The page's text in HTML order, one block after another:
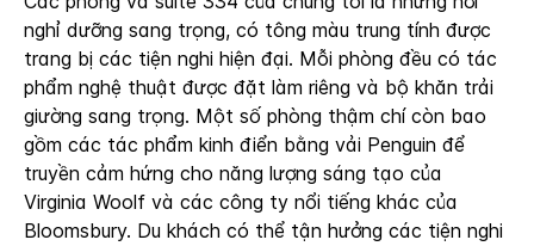
nghỉ dưỡng sang trọng, có tông màu trung tính được
trang bị các tiện nghi hiện đại. Mỗi phòng đều có tác
phẩm nghệ thuật được đặt làm riêng và bộ khăn trải
giường sang trọng. Một số phòng thậm chí còn bao
gồm các tác phẩm kinh điển bằng vải Penguin để
truyền cảm hứng cho năng lượng sáng tạo của
Virginia Woolf và các công ty nổi tiếng khác của
Bloomsbury. Du khách có thể tận hưởng các tiện nghi